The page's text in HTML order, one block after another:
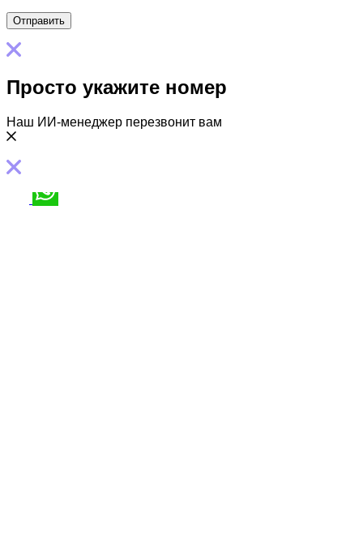
Просто укажите номер
Наш ИИ-менеджер перезвонит вам